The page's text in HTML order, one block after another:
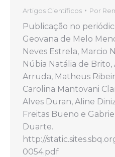
Artigos Científicos Por
Publicação no
Geovana de Melo
Neves Estrela, Marcio
Núbia Natália de
Arruda, Matheus
Carolina Mantovani
Alves Duran, Aline
Freitas Bueno e
Duarte.
http://
0054.pdf